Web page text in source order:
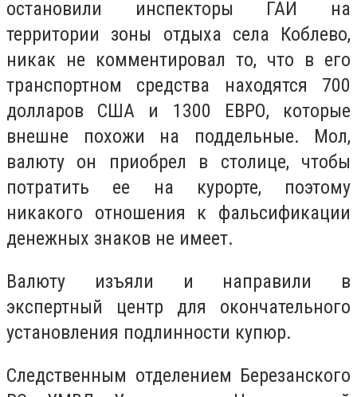
остановили инспекторы ГАИ на
территории зоны отдыха села Коблево,
никак не комментировал то, что в его
транспортном средства находятся 700
долларов США и 1300 ЕВРО, которые
внешне похожи на поддельные. Мол,
валюту он приобрел в столице, чтобы
потратить ее на курорте, поэтому
никакого отношения к фальсификации
денежных знаков не имеет.
Валюту изъяли и направили в
экспертный центр для окончательного
установления подлинности купюр.
Следственным отделением Березанского